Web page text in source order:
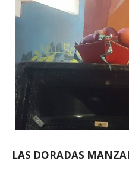
LAS DORADAS